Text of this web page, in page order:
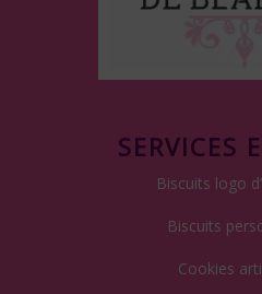
SERVICES
Biscuits logo
Biscuits
Cookies